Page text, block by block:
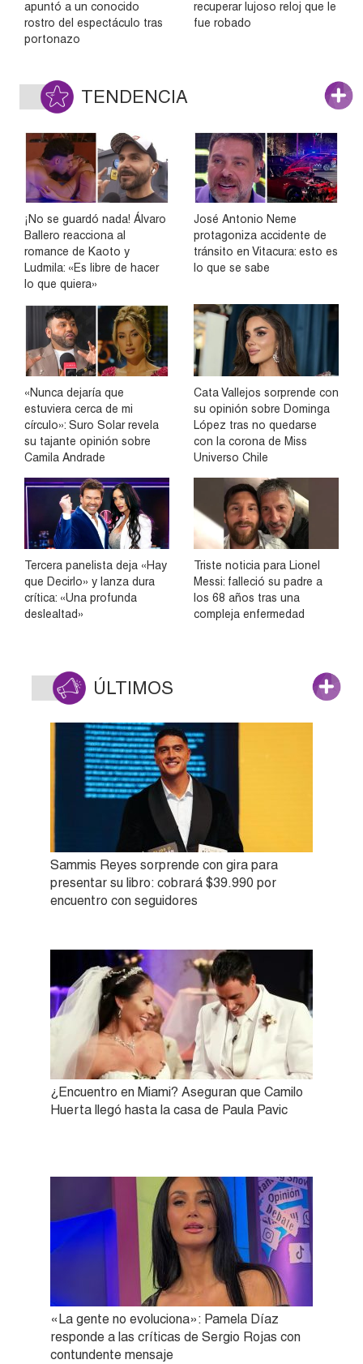
apuntó a un conocido
rostro del espectáculo tras
portonazo
recuperar lujoso reloj que le
fue robado
TENDENCIA
¡No se guardó nada! Álvaro
Ballero reacciona al
romance de Kaoto y
Ludmila: «Es libre de hacer
lo que quiera»
José Antonio Neme
protagoniza accidente de
tránsito en Vitacura: esto es
lo que se sabe
«Nunca dejaría que
estuviera cerca de mi
círculo»: Suro Solar revela
su tajante opinión sobre
Camila Andrade
Cata Vallejos sorprende con
su opinión sobre Dominga
López tras no quedarse
con la corona de Miss
Universo Chile
Tercera panelista deja «Hay
que Decirlo» y lanza dura
crítica: «Una profunda
deslealtad»
Triste noticia para Lionel
Messi: falleció su padre a
los 68 años tras una
compleja enfermedad
ÚLTIMOS
Sammis Reyes sorprende con gira para
presentar su libro: cobrará $39.990 por
encuentro con seguidores
¿Encuentro en Miami? Aseguran que Camilo
Huerta llegó hasta la casa de Paula Pavic
«La gente no evoluciona»: Pamela Díaz
responde a las críticas de Sergio Rojas con
contundente mensaje